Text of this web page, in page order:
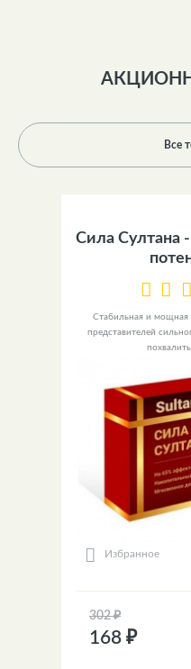
Все
Сила Султана
Стабильная и мощная
представителей
Избранное
302 ₽
168 ₽